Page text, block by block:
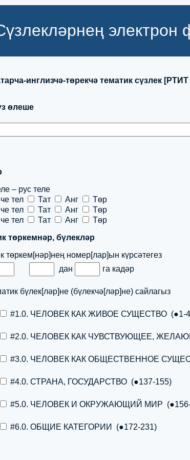
электрон
инглизчә-төрекчә тематик сүзлек
өлеше
– рус теле
тел
Тат Анг
Төр
тел
Тат Анг
Төр
тел
Тат Анг
Төр
төркемнәр, бүлекләр
төркем[нәр]нең номер[лар]ын күрсәтегез
дан
га кадәр
бүлек[ләр]не (бүлекчә[ләр]не) сайлагыз
#1.0. ЧЕЛОВЕК КАК ЖИВОЕ СУЩЕСТВО (●1-
#2.0. ЧЕЛОВЕК КАК ЧУВСТВУЮЩЕЕ,
#3.0. ЧЕЛОВЕК КАК ОБЩЕСТВЕННОЕ
#4.0. СТРАНА, ГОСУДАРСТВО (●137-155)
#5.0. ЧЕЛОВЕК И ОКРУЖАЮЩИЙ МИР (●156-
#6.0. ОБЩИЕ КАТЕГОРИИ (●172-231)